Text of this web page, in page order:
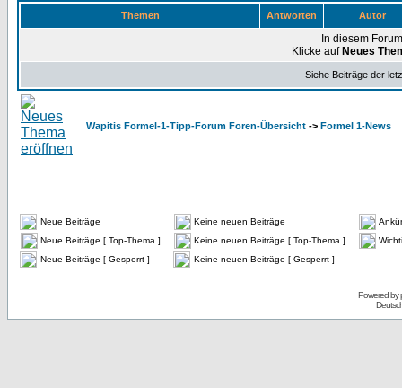
Themen Antworten Autor
In diesem
Klicke auf Neues
Siehe Beiträge der
Wapitis Formel-1-Tipp-Forum Foren-Übersicht -> Formel 1-News
Neue Beiträge Keine neuen Beiträge
Neue Beiträge [ Top-Thema ]
Keine neuen Beiträge [ Top-Thema ]
Neue Beiträge [ Gesperrt ]
Keine neuen Beiträge [ Gesperrt ]
Powered by